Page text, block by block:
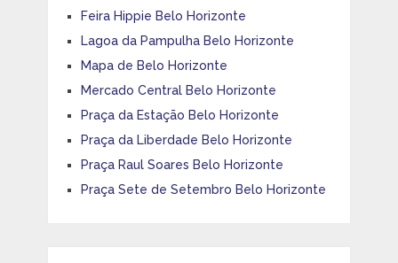
Feira Hippie Belo Horizonte
Lagoa da Pampulha Belo Horizonte
Mapa de Belo Horizonte
Mercado Central Belo Horizonte
Praça da Estação Belo Horizonte
Praça da Liberdade Belo Horizonte
Praça Raul Soares Belo Horizonte
Praça Sete de Setembro Belo Horizonte